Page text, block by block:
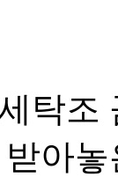
탁조
아